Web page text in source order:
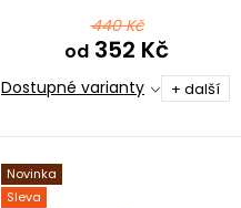
440 Kč
od 352 Kč
Dostupné varianty + další
Novinka
Sleva